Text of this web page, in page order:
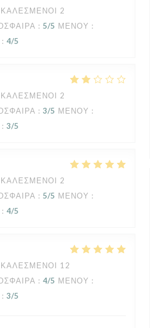
2
: 5/5 ΜΕΝΟΎ :
: 4/5
2
: 3/5 ΜΕΝΟΎ :
: 3/5
2
: 5/5 ΜΕΝΟΎ :
: 4/5
12
: 4/5 ΜΕΝΟΎ :
: 3/5